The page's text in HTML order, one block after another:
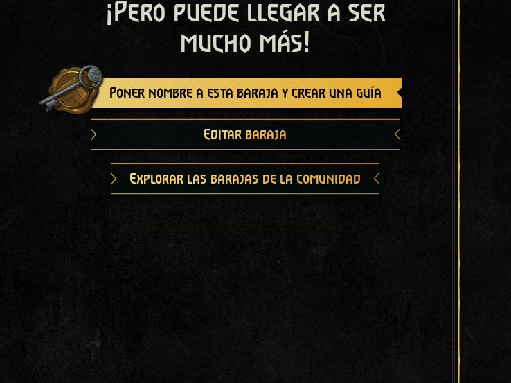
¡Pero puede llegar a ser
mucho más!
Poner nombre a esta baraja y crear una guía
Editar baraja
Explorar las barajas de la comunidad